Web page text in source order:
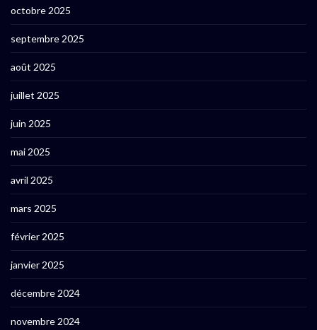
octobre 2025
septembre 2025
août 2025
juillet 2025
juin 2025
mai 2025
avril 2025
mars 2025
février 2025
janvier 2025
décembre 2024
novembre 2024